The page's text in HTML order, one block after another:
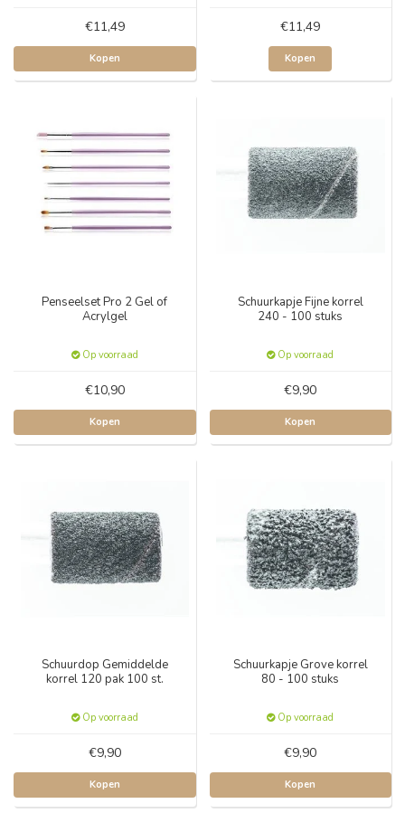
€11,49
Kopen
€11,49
Kopen
Penseelset Pro 2 Gel of
Acrylgel
Op voorraad
€10,90
Kopen
Schuurkapje Fijne korrel
240 - 100 stuks
Op voorraad
€9,90
Kopen
Schuurdop Gemiddelde
korrel 120 pak 100 st.
Op voorraad
€9,90
Kopen
Schuurkapje Grove korrel
80 - 100 stuks
Op voorraad
€9,90
Kopen